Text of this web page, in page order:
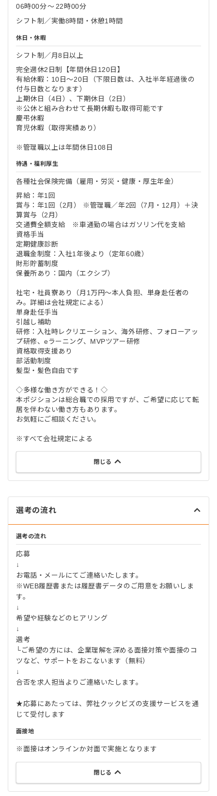
06時00分〜 22時00分
シフト制／実働8時間・休憩1時間
休日・休暇
シフト制／月8日以上
完全週休2日制【年間休日120日】
有給休暇：10日～20日（下限日数は、入社半年経過後の
付与日数となります）
上期休日（4日）、下期休日（2日）
※公休と組み合わせて長期休暇も取得可能です
慶弔休暇
育児休暇（取得実績あり）
※管理職以上は年間休日108日
待遇・福利厚生
各種社会保険完備（雇用・労災・健康・厚生年金）
昇給：年1回
賞与：年1回（2月） ※管理職／年2回（7月・12月）＋決
算賞与（2月）
交通費全額支給 ※車通勤の場合はガソリン代を支給
資格手当
定期健康診断
退職金制度：入社1年後より（定年60歳）
財形貯蓄制度
保養所あり：国内（エクシブ）
社宅・社員寮あり（月1万円～本人負担、単身赴任者の
み。詳細は会社規定による）
単身赴任手当
引越し補助
研修：入社時レクリエーション、海外研修、フォローアッ
プ研修、eラーニング、MVPツアー研修
資格取得支援あり
部活動制度
髪型・髪色自由です
◇多様な働き方ができる！◇
本ポジションは総合職での採用ですが、ご希望に応じて転
居を伴わない働き方もあります。
お気軽にご相談ください。
※すべて会社規定による
閉じる
選考の流れ
選考の流れ
応募
↓
お電話・メールにてご連絡いたします。
※WEB履歴書または履歴書データのご用意をお願いしま
す。
↓
希望や経験などのヒアリング
↓
選考
└ご希望の方には、企業理解を深める面接対策や面接のコ
ツなど、サポートをおこないます（無料）
↓
合否を求人担当よりご連絡いたします。
★応募にあたっては、弊社クックビズの支援サービスを通
じて受付します
面接地
※面接はオンラインか対面で実施となります
閉じる